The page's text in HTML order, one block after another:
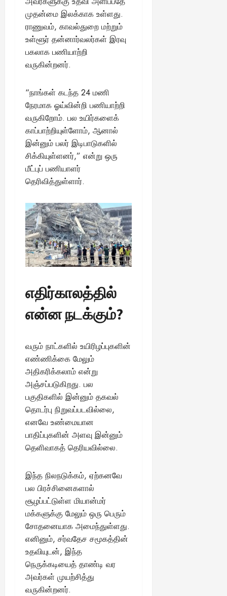
முதன்மை இலக்காக உள்ளது.
ராணுவம், காவல்துறை மற்றும்
உள்ளூர் தன்னார்வலர்கள் இரவு
பகலாக பணியாற்றி
வருகின்றனர்.
“நாங்கள் கடந்த 24 மணி
நேரமாக ஓய்வின்றி பணியாற்றி
வருகிறோம். பல உயிர்களைக்
காப்பாற்றியுள்ளோம், ஆனால்
இன்னும் பலர் இடிபாடுகளில்
சிக்கியுள்ளனர்,” என்று ஒரு
மீட்புப் பணியாளர்
தெரிவித்துள்ளார்.
எதிர்காலத்தில்
என்ன நடக்கும்?
வரும் நாட்களில் உயிரிழப்புகளின்
எண்ணிக்கை மேலும்
அதிகரிக்கலாம் என்று
அஞ்சப்படுகிறது. பல
பகுதிகளில் இன்னும் தகவல்
தொடர்பு நிறுவப்படவில்லை,
எனவே உண்மையான
பாதிப்புகளின் அளவு இன்னும்
தெளிவாகத் தெரியவில்லை.
இந்த நிலநடுக்கம், ஏற்கனவே
பல பிரச்சினைகளால்
சூழப்பட்டுள்ள மியான்மர்
மக்களுக்கு மேலும் ஒரு பெரும்
சோதனையாக அமைந்துள்ளது.
எனினும், சர்வதேச சமூகத்தின்
உதவியுடன், இந்த
நெருக்கடியைத் தாண்டி வர
அவர்கள் முயற்சித்து
வருகின்றனர்.